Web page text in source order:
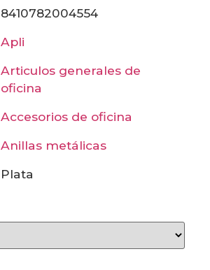
8410782004554
apli
articulos generales de
oficina
accesorios de oficina
anillas metálicas
plata